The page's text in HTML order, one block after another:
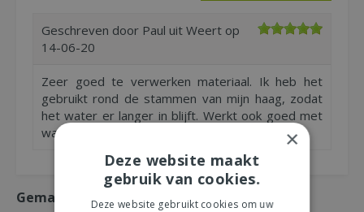
Geschreven door Paul uit Weert op
14-06-20
Zeer goed te verwerken materiaal. Ik heb het
gebruikt rond de stammen van mijn haag, zodat
het water er langer in blijft. Werkt ook goed met
water geven.
Gemakkelijk mee bestellen
×
Deze website maakt
gebruik van cookies.
Deze website gebruikt cookies om uw